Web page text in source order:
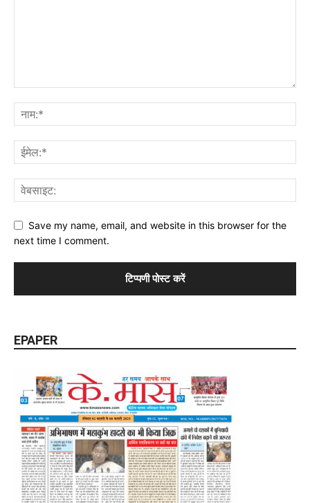
Save my name, email, and website in this browser for the
next time I comment.
EPAPER